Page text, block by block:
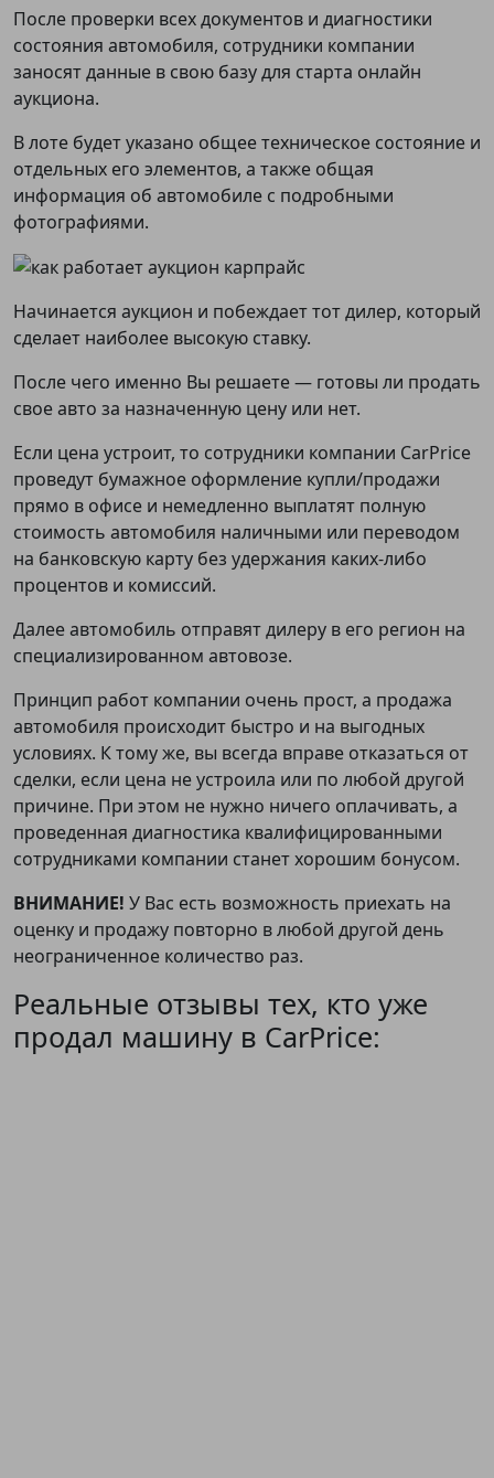
После проверки всех документов и диагностики
состояния автомобиля, сотрудники компании
заносят данные в свою базу для старта онлайн
аукциона.
В лоте будет указано общее техническое состояние и
отдельных его элементов, а также общая
информация об автомобиле с подробными
фотографиями.
Начинается аукцион и побеждает тот дилер, который
сделает наиболее высокую ставку.
После чего именно Вы решаете — готовы ли продать
свое авто за назначенную цену или нет.
Если цена устроит, то сотрудники компании CarPrice
проведут бумажное оформление купли/продажи
прямо в офисе и немедленно выплатят полную
стоимость автомобиля наличными или переводом
на банковскую карту без удержания каких-либо
процентов и комиссий.
Далее автомобиль отправят дилеру в его регион на
специализированном автовозе.
Принцип работ компании очень прост, а продажа
автомобиля происходит быстро и на выгодных
условиях. К тому же, вы всегда вправе отказаться от
сделки, если цена не устроила или по любой другой
причине. При этом не нужно ничего оплачивать, а
проведенная диагностика квалифицированными
сотрудниками компании станет хорошим бонусом.
ВНИМАНИЕ! У Вас есть возможность приехать на
оценку и продажу повторно в любой другой день
неограниченное количество раз.
Реальные отзывы тех, кто уже
продал машину в CarPrice: